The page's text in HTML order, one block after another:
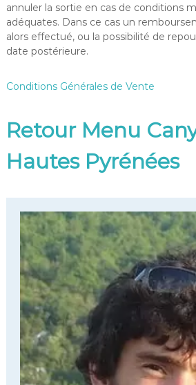
annuler la sortie en cas de conditions
adéquates. Dans ce cas un
alors effectué, ou la possibilité de
date postérieure.
Conditions Générales de Vente
Retour Menu
Hautes Pyrénées